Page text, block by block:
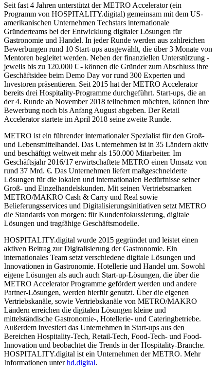
Seit fast 4 Jahren unterstützt der METRO Accelerator (ein
Programm von HOSPITALITY.digital) gemeinsam mit dem US-
amerikanischen Unternehmen Techstars internationale
Gründerteams bei der Entwicklung digitaler Lösungen für
Gastronomie und Handel. In jeder Runde werden aus zahlreichen
Bewerbungen rund 10 Start-ups ausgewählt, die über 3 Monate von
Mentoren begleitet werden. Neben der finanziellen Unterstützung -
jeweils bis zu 120.000 € - können die Gründer zum Abschluss ihre
Geschäftsidee beim Demo Day vor rund 300 Experten und
Investoren präsentieren. Seit 2015 hat der METRO Accelerator
bereits drei Hospitality-Programme durchgeführt. Start-ups, die an
der 4. Runde ab November 2018 teilnehmen möchten, können ihre
Bewerbung noch bis Anfang August abgeben. Der Retail
Accelerator startete im April 2018 seine zweite Runde.
METRO ist ein führender internationaler Spezialist für den Groß-
und Lebensmittelhandel. Das Unternehmen ist in 35 Ländern aktiv
und beschäftigt weltweit mehr als 150.000 Mitarbeiter. Im
Geschäftsjahr 2016/17 erwirtschaftete METRO einen Umsatz von
rund 37 Mrd. €. Das Unternehmen liefert maßgeschneiderte
Lösungen für die lokalen und internationalen Bedürfnisse seiner
Groß- und Einzelhandelskunden. Mit seinen Vertriebsmarken
METRO/MAKRO Cash & Carry und Real sowie
Belieferungsservices und Digitalisierungsinitiativen setzt METRO
die Standards von morgen: für Kundenfokussierung, digitale
Lösungen und tragfähige Geschäftsmodelle.
HOSPITALITY.digital wurde 2015 gegründet und leistet einen
aktiven Beitrag zur Digitalisierung der Gastronomie. Ein
internationales Team setzt verschiedene digitale Lösungen und
Innovationen in Gastronomie. Hotellerie und Handel um. Sowohl
eigene Lösungen als auch auch Start-up-Lösungen, die über die
METRO Accelerator Programme gefördert werden und andere
Partner-Lösungen, werden hierfür genutzt. Über die eigenen
Vertriebskanäle, sowie Vertriebskanäle von METRO/MAKRO
Ländern erreichen die digitalen Lösungen kleine und
mittelständische Gastronomie-, Hotellerie- und Cateringbetriebe.
Außerdem investiert das Unternehmen in Start-ups aus den
Bereichen Hospitality-Tech, Retail-Tech, Food-Tech- und Food-
Innovation und beobachtet die Trends in der Hospitality-Branche.
HOSPITALITY.digital ist ein Unternehmen der METRO. Mehr
Informationen unterhd.digital.